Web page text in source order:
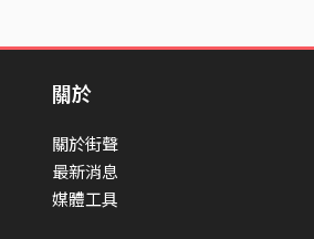
關於
關於街聲
最新消息
媒體工具